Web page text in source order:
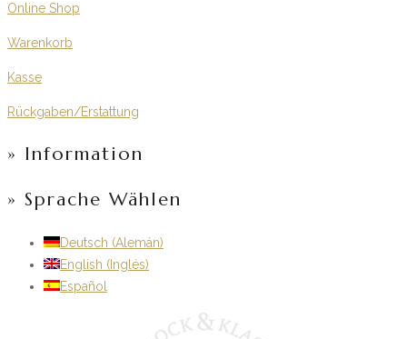
Online Shop
Warenkorb
Kasse
Rückgaben/Erstattung
» Information
» Sprache Wählen
Deutsch (Alemán)
English ( Inglés)
Español